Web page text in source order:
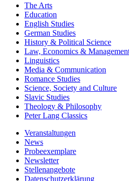
The Arts
Education
English Studies
German Studies
History & Political Science
Law, Economics &
Linguistics
Media & Communication
Romance Studies
Science, Society and Culture
Slavic Studies
Theology & Philosophy
Peter Lang Classics
Veranstaltungen
News
Probeexemplare
Newsletter
Stellenangebote
Datenschutzerklärung